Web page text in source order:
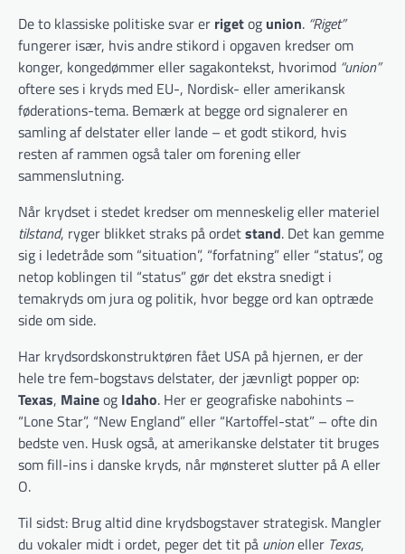
De to klassiske politiske svar er rigetog union. “Riget”
fungerer især, hvis andre stikord i opgaven kredser om
konger, kongedømmer eller sagakontekst, hvorimod “union”
oftere ses i kryds med EU-, Nordisk- eller amerikansk
føderations-tema. Bemærk at begge ord signalerer en
samling af delstater eller lande – et godt stikord, hvis
resten af rammen også taler om forening eller
sammenslutning.
Når krydset i stedet kredser om menneskelig eller materiel
tilstand, ryger blikket straks på ordetstand. Det kan gemme
sig i ledetråde som “situation”, “forfatning” eller “status”, og
netop koblingen til “status” gør det ekstra snedigt i
temakryds om jura og politik, hvor begge ord kan optræde
side om side.
Har krydsordskonstruktøren fået USA på hjernen, er der
hele tre fem-bogstavs delstater, der jævnligt popper op:
Texas, Maineog Idaho. Her er geografiske nabohints –
“Lone Star”, “New England” eller “Kartoffel-stat” – ofte din
bedste ven. Husk også, at amerikanske delstater tit bruges
som fill-ins i danske kryds, når mønsteret slutter på A eller
O.
Til sidst: Brug altid dine krydsbogstaver strategisk. Mangler
du vokaler midt i ordet, peger det tit på unioneller Texas,